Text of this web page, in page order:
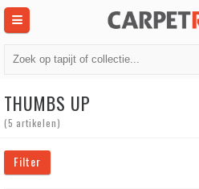
THUMBS UP
(5 artikelen)
Filter